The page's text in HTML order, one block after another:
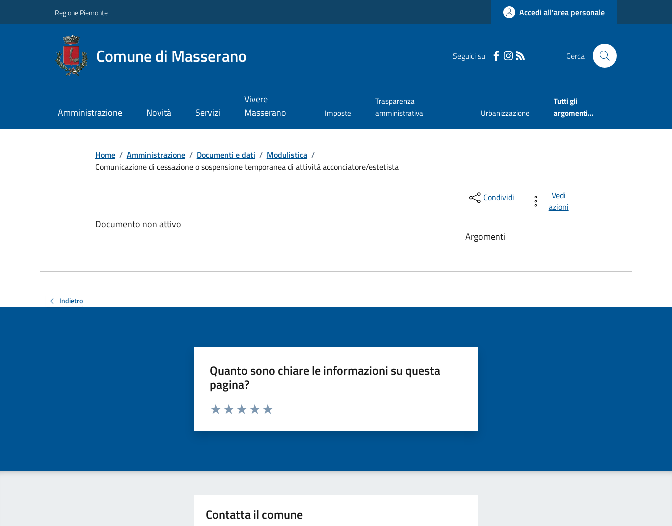
Regione Piemonte Accedi all'area personale
Comune di Masserano Seguici su Cerca
Amministrazione Novità Servizi
Vivere
Masserano
Imposte
Trasparenza
amministrativa
Urbanizzazione
Tutti gli
argomenti...
Home / Amministrazione / Documenti e dati / Modulistica /
Comunicazione di cessazione o sospensione temporanea di attività acconciatore/estetista
Documento non attivo
Condividi
Vedi
azioni
Argomenti
Indietro
Quanto sono chiare le informazioni su questa
pagina?
Valuta da 1 a 5 stelle la pagina
Contatta il comune